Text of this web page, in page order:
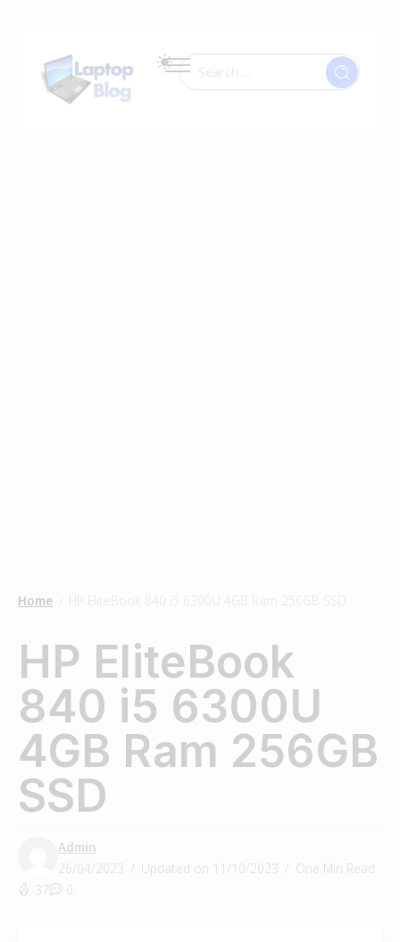
Home HP EliteBook 840 i5 6300U 4GB Ram 256GB SSD
HP EliteBook
840 i5 6300U
4GB Ram 256GB
SSD
Admin
26/04/2023
Updated on 11/10/2023
One Min Read
37
0